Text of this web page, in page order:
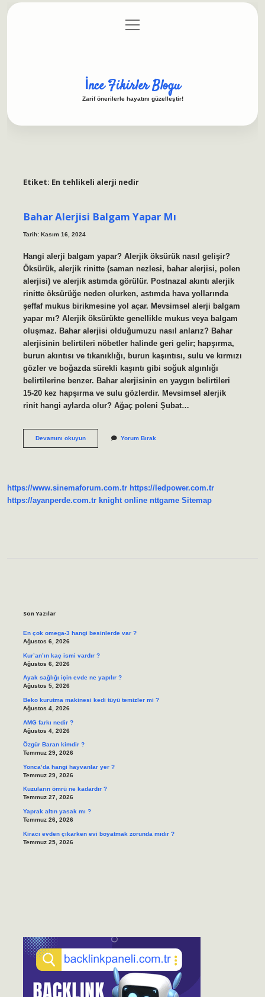
Gizlilik Politikası
menüyü
aç
İnce Fikirler Blogu
Zarif önerilerle hayatını güzelleştir!
Etiket: En tehlikeli alerji nedir
Bahar Alerjisi Balgam Yapar Mı
Tarih: Kasım 16, 2024
Hangi alerji balgam yapar? Alerjik öksürük nasıl gelişir?
Öksürük, alerjik rinitte (saman nezlesi, bahar alerjisi, polen
alerjisi) ve alerjik astımda görülür. Postnazal akıntı alerjik
rinitte öksürüğe neden olurken, astımda hava yollarında
şeffaf mukus birikmesine yol açar. Mevsimsel alerji balgam
yapar mı? Alerjik öksürükte genellikle mukus veya balgam
oluşmaz. Bahar alerjisi olduğumuzu nasıl anlarız? Bahar
alerjisinin belirtileri nöbetler halinde geri gelir; hapşırma,
burun akıntısı ve tıkanıklığı, burun kaşıntısı, sulu ve kırmızı
gözler ve boğazda sürekli kaşıntı gibi soğuk algınlığı
belirtilerine benzer. Bahar alerjisinin en yaygın belirtileri
15-20 kez hapşırma ve sulu gözlerdir. Mevsimsel alerjik
rinit hangi aylarda olur? Ağaç poleni Şubat…
Devamını okuyunBahar
Yorum Bırak
https://www.sinemaforum.com.tr https://ledpower.com.tr
https://ayanperde.com.tr knight online nttgame Sitemap
Son Yazılar
En çok omega-3 hangi besinlerde var ?
Ağustos 6, 2026
Kur’an’ın kaç ismi vardır ?
Ağustos 6, 2026
Ayak sağlığı için evde ne yapılır ?
Ağustos 5, 2026
Beko kurutma makinesi kedi tüyü temizler mi ?
Ağustos 4, 2026
AMG farkı nedir ?
Ağustos 4, 2026
Özgür Baran kimdir ?
Temmuz 29, 2026
Yonca’da hangi hayvanlar yer ?
Temmuz 29, 2026
Kuzuların ömrü ne kadardır ?
Temmuz 27, 2026
Yaprak altın yasak mı ?
Temmuz 26, 2026
Kiracı evden çıkarken evi boyatmak zorunda mıdır ?
Temmuz 25, 2026